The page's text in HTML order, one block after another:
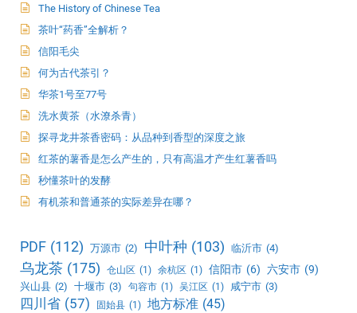
The History of Chinese Tea
茶叶“药香”全解析？
信阳毛尖
何为古代茶引？
华茶1号至77号
洗水黄茶（水潦杀青）
探寻龙井茶香密码：从品种到香型的深度之旅
红茶的薯香是怎么产生的，只有高温才产生红薯香吗
秒懂茶叶的发酵
有机茶和普通茶的实际差异在哪？
PDF (112) 万源市 (2) 中叶种 (103) 临沂市 (4)
乌龙茶 (175) 仓山区 (1) 余杭区 (1) 信阳市 (6) 六安市 (9)
兴山县 (2) 十堰市 (3) 句容市 (1) 吴江区 (1) 咸宁市 (3)
四川省 (57) 固始县 (1) 地方标准 (45)